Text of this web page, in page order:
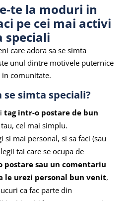
te la moduri in
pe cei mai activi
speciali
care adora sa se simta
unul dintre motivele puternice
in comunitate.
se simta speciali?
tag intr-o postare de bun
cel mai simplu.
si mai personal, si sa faci (sau
tai care se ocupa de
postare sau un comentariu
le urezi personal bun venit,
ca fac parte din